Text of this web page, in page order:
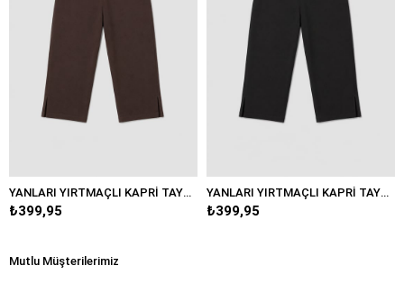
YANLARI YIRTMAÇLI KAPRİ TAYT/3792
₺399,95
YANLARI YIRTMAÇLI KAPRİ TAYT/3792
₺399,95
Mutlu Müşterilerimiz